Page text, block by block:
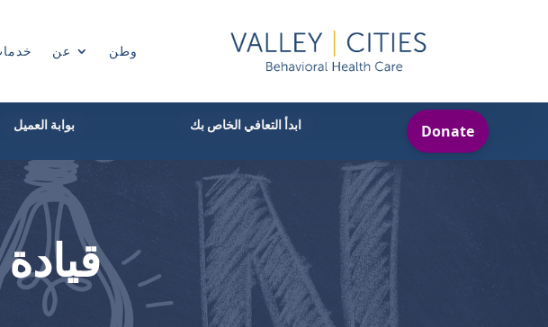
وطن عن
بوابة العميل ابدأ التعافي الخاص بك